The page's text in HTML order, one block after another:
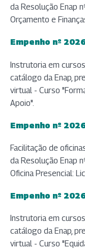
da Resolução Enap
Orçamento e
Empenho nº
(abre em nova
Instrutoria em
catálogo da Enap,
virtual - Curso
Apoio".
Empenho nº
(abre em nova
Facilitação de
da Resolução Enap
Oficina Presencial:
Empenho nº
(abre em nova
Instrutoria em
catálogo da Enap,
virtual - Curso